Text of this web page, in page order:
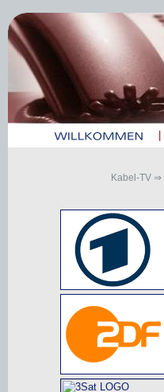
Kabel-TV ⇒